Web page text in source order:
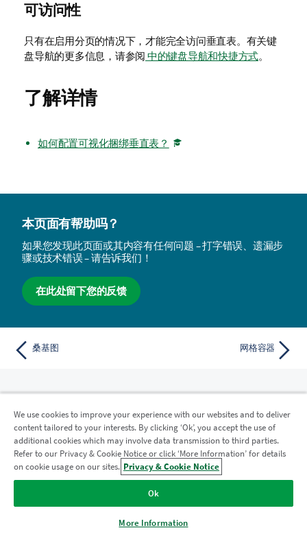
可访问性
只有在启用分页的情况下，才能完全访问垂直表。 有关键
盘导航的更多信息，请参阅 中的键盘导航和快捷方式。
了解详情
如何配置可视化捆绑垂直表？
本页面有帮助吗？
如果您发现此页面或其内容有任何问题 – 打字错误、遗漏步
骤或技术错误 – 请告诉我们！
在此处留下您的反馈
桑基图 网格容器
资源
Qlik 帮助视频
Qlik Developer
培训
We use cookies to improve your experience with our websites and to deliver
content tailored to your interests. By clicking ‘Ok’, you accept the use of
additional cookies which may involve data transmission to third parties.
Refer to our Privacy & Cookie Notice or click ‘More Information’ for details
on cookie usage on our sites. Privacy & Cookie Notice
Ok
More Information